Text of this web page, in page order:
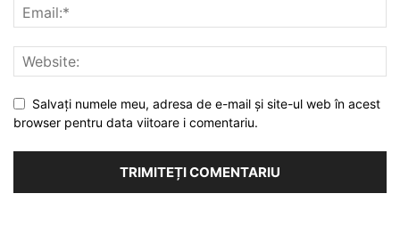
Salvați numele meu, adresa de e-mail și site-ul web în acest
browser pentru data viitoare i comentariu.